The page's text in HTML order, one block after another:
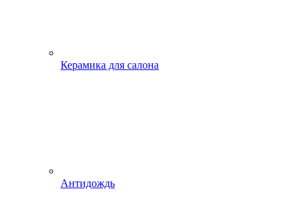
Керамика для салона
Антидождь